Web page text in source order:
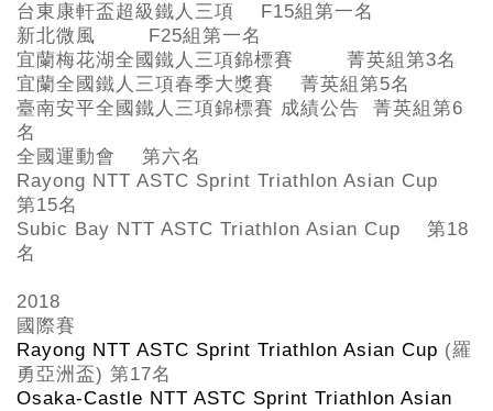
台東康軒盃超級鐵人三項 F15組第一名
新北微風 F25組第一名
宜蘭梅花湖全國鐵人三項錦標賽 菁英組第3名
宜蘭全國鐵人三項春季大獎賽 菁英組第5名
臺南安平全國鐵人三項錦標賽 成績公告 菁英組第6
名
全國運動會 第六名
Rayong NTT ASTC Sprint Triathlon Asian Cup
第15名
Subic Bay NTT ASTC Triathlon Asian Cup 第18
名
2018
國際賽
Rayong NTT ASTC Sprint Triathlon Asian Cup (羅
勇亞洲盃) 第17名
Osaka-Castle NTT ASTC Sprint Triathlon Asian